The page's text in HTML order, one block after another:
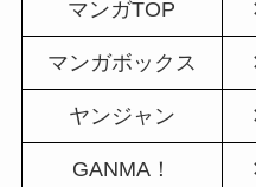
マンガTOP
マンガボックス
ヤンジャン
GANMA！